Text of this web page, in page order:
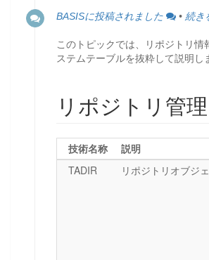
BASISに投稿されました • 続き
このトピックでは、リポジトリ情
ステムテーブルを抜粋して説明し
リポジトリ管理
技術名称
説明
TADIR
リポジトリオブジ